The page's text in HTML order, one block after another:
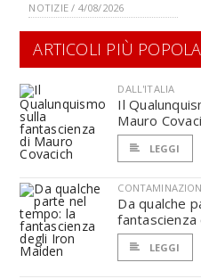
NOTIZIE / 4/08/2026
ARTICOLI PIÙ
DALL'ITALIA
Il
Mauro
LEGGI
Da qualche
LEGGI